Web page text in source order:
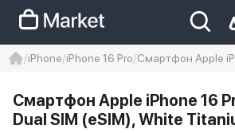
Iphone 14 pro max
айфон 14
iPhone iPhone 16 Pro Смартфон Apple
Смартфон Apple iPhone 16
Dual SIM (eSIM), White